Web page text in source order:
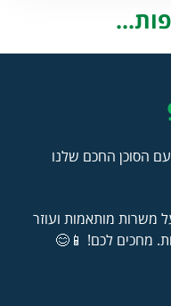
הסוכן החכם שלנו
משרות מותאמות ועוזר
מחכים לכם! 📱😊